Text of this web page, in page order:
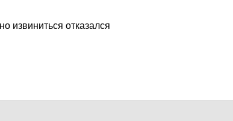
извиниться отказался